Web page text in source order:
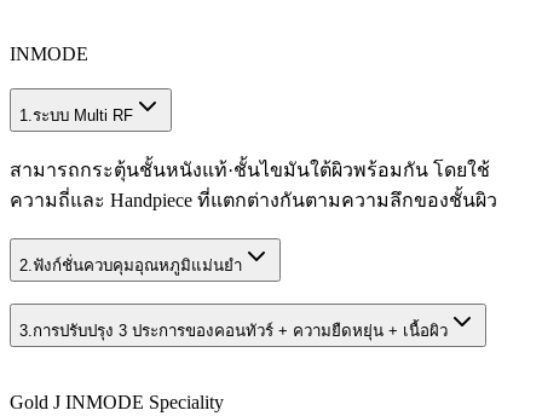
INMODE
1.ระบบ Multi RF
สามารถกระตุ้นชั้นหนังแท้·ชั้นไขมันใต้ผิวพร้อมกัน โดยใช้
ความถี่และ Handpiece ที่แตกต่างกันตามความลึกของชั้นผิว
2. ฟังก์ชั่นควบคุมอุณหภูมิแม่นยำ
3.การปรับปรุง 3 ประการของคอนทัวร์ + ความยืดหยุ่น + เนื้อผิว
Gold J INMODE Speciality